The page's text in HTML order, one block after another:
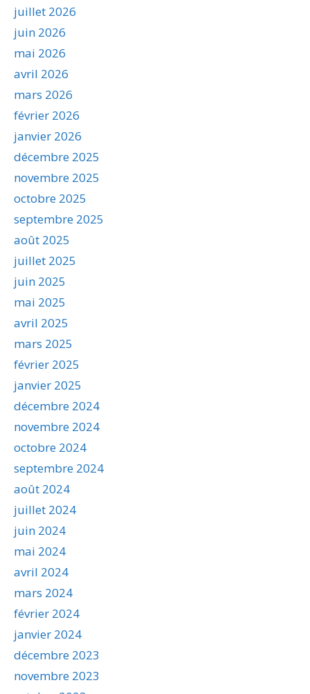
juillet 2026
juin 2026
mai 2026
avril 2026
mars 2026
février 2026
janvier 2026
décembre 2025
novembre 2025
octobre 2025
septembre 2025
août 2025
juillet 2025
juin 2025
mai 2025
avril 2025
mars 2025
février 2025
janvier 2025
décembre 2024
novembre 2024
octobre 2024
septembre 2024
août 2024
juillet 2024
juin 2024
mai 2024
avril 2024
mars 2024
février 2024
janvier 2024
décembre 2023
novembre 2023